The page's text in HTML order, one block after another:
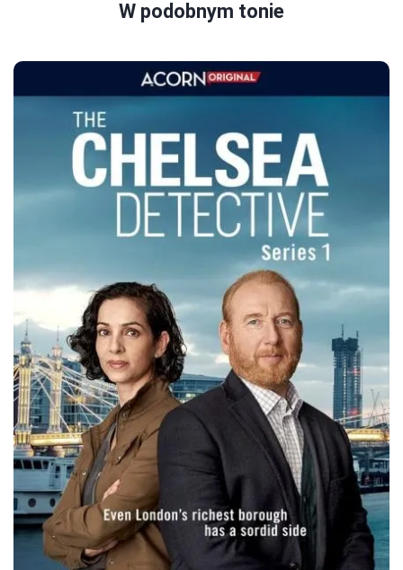
W podobnym tonie